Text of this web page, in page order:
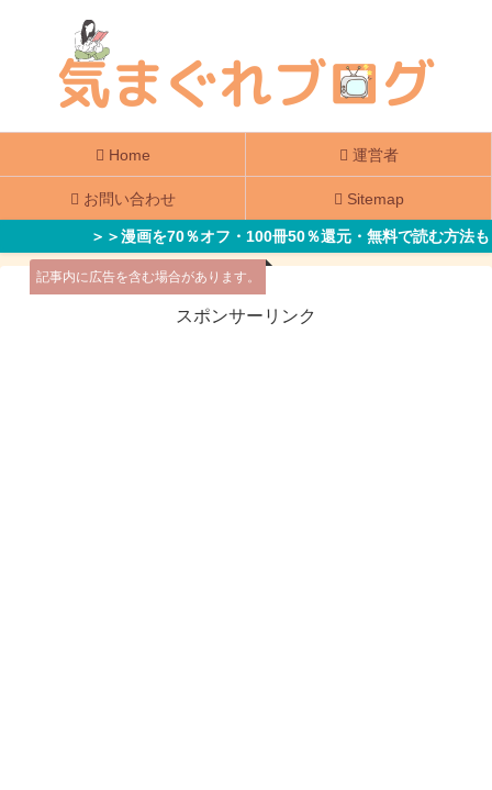
Home 運営者
お問い合わせ Sitemap
＞＞漫画を70％オフ・100冊50％還元・無料で読む方法も
記事内に広告を含む場合があります。
スポンサーリンク